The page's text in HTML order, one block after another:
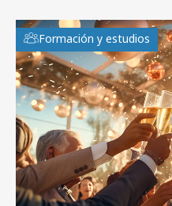
Formación y estudios